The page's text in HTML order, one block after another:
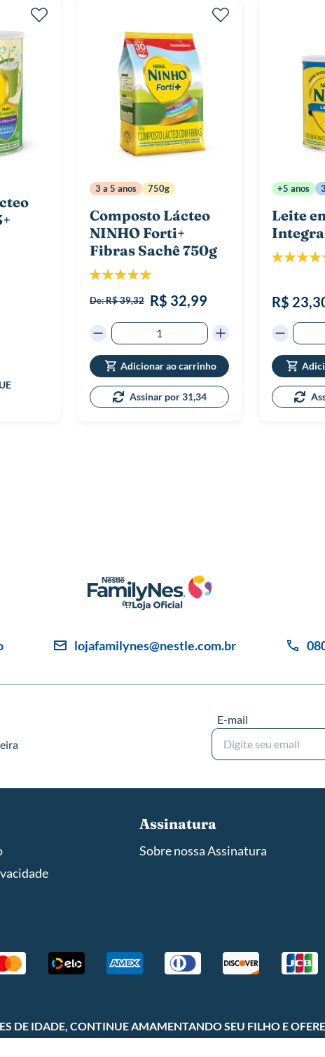
3 a 5 anos 750g
Composto Lácteo
NINHO Forti+
Fibras Sachê 750g
Classificação:
De:R$ 39,32 R$ 32,99
Adicionar ao carrinho
Assinar por 31,34
+5 anos
Leite
R$
lojafamilynes@nestle.com.br
E-mail
Assinatura
Sobre nossa Assinatura
DE IDADE, CONTINUE AMAMENTANDO SEU FILHO E